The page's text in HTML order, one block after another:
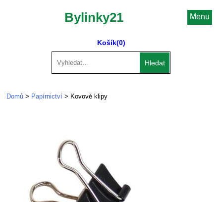
Menu
Bylinky21
Košík(0)
Hledat
Domů > Papírnictví > Kovové klipy